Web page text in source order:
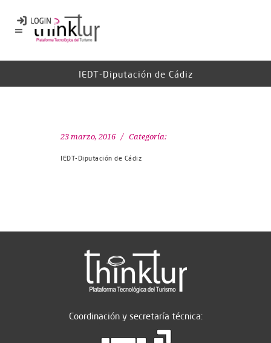
IEDT-Diputación de Cádiz
23 marzo, 2016 Categoría:
IEDT-Diputación de Cádiz
Coordinación y secretaría técnica: